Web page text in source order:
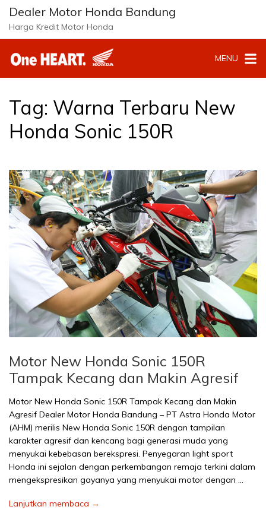
Langsung
konten
Dealer Motor Honda Bandung
Harga Kredit Motor Honda
MENU
Tag: Warna Terbaru New
Honda Sonic 150R
Motor New Honda Sonic 150R
Tampak Kecang dan Makin Agresif
Motor New Honda Sonic 150R Tampak Kecang dan Makin
Agresif Dealer Motor Honda Bandung – PT Astra Honda Motor
(AHM) merilis New Honda Sonic 150R dengan tampilan
karakter agresif dan kencang bagi generasi muda yang
menyukai kebebasan berekspresi. Penyegaran light sport
Honda ini sejalan dengan perkembangan remaja terkini dalam
mengekspresikan gayanya yang menyukai motor dengan …
Lanjutkan membaca →